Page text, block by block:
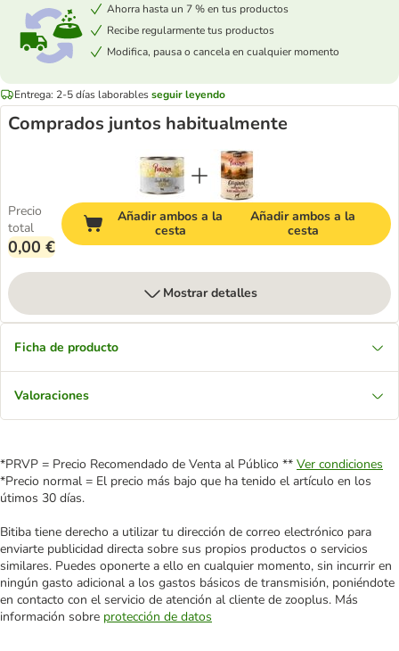
Ahorra hasta un 7 % en tus productos
Recibe regularmente tus productos
Modifica, pausa o cancela en cualquier momento
Entrega: 2-5 días laborablesseguir leyendo
Comprados juntos habitualmente
Precio
total
0,00 €
Añadir ambos a la
cesta
Añadir ambos a la
cesta
Mostrar detalles
Ficha de producto
Valoraciones
*PRVP = Precio Recomendado de Venta al Público ** Ver condiciones
*Precio normal = El precio más bajo que ha tenido el artículo en los
útimos 30 días.
Bitiba tiene derecho a utilizar tu dirección de correo electrónico para
enviarte publicidad directa sobre sus propios productos o servicios
similares. Puedes oponerte a ello en cualquier momento, sin incurrir en
ningún gasto adicional a los gastos básicos de transmisión, poniéndote
en contacto con el servicio de atención al cliente de zooplus. Más
información sobre protección de datos